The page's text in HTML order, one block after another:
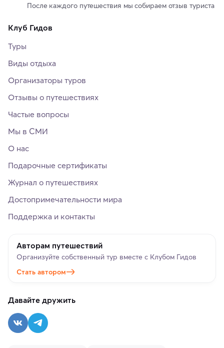
После каждого путешествия мы собираем отзыв туриста
Клуб Гидов
Туры
Виды отдыха
Организаторы туров
Отзывы о путешествиях
Частые вопросы
Мы в СМИ
О нас
Подарочные сертификаты
Журнал о путешествиях
Достопримечательности мира
Поддержка и контакты
Авторам путешествий
Организуйте собственный тур вместе с Клубом Гидов
Стать автором
Давайте дружить